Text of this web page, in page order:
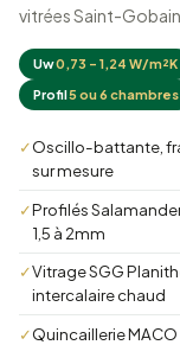
vitrées Saint-Gobain.
Uw0,73 – 1,24 W/m²K
Profil5 ou 6 chambres
✓Oscillo-battante,
sur mesure
✓Profilés
1,5 à 2mm
✓Vitrage SGG
intercalaire chaud
✓Quincaillerie